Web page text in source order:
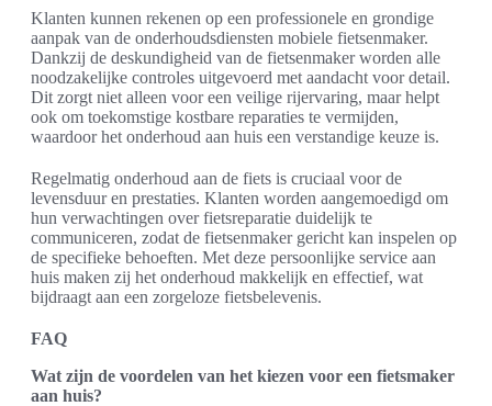
Klanten kunnen rekenen op een professionele en grondige
aanpak van de onderhoudsdiensten mobiele fietsenmaker.
Dankzij de deskundigheid van de fietsenmaker worden alle
noodzakelijke controles uitgevoerd met aandacht voor detail.
Dit zorgt niet alleen voor een veilige rijervaring, maar helpt
ook om toekomstige kostbare reparaties te vermijden,
waardoor het onderhoud aan huis een verstandige keuze is.
Regelmatig onderhoud aan de fiets is cruciaal voor de
levensduur en prestaties. Klanten worden aangemoedigd om
hun verwachtingen over fietsreparatie duidelijk te
communiceren, zodat de fietsenmaker gericht kan inspelen op
de specifieke behoeften. Met deze persoonlijke service aan
huis maken zij het onderhoud makkelijk en effectief, wat
bijdraagt aan een zorgeloze fietsbelevenis.
FAQ
Wat zijn de voordelen van het kiezen voor een fietsmaker
aan huis?